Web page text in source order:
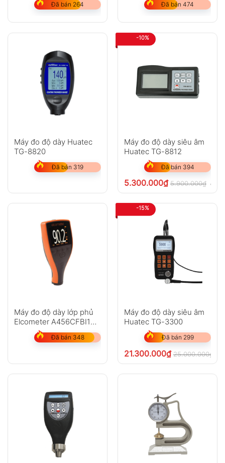
Đã bán 264 Đã bán 474
Máy đo độ dày Huatec
TG-8820
Đã bán 319
-10%
Máy đo độ dày siêu âm
Huatec TG-8812
Đã bán 394
5.300.000₫ 5.900.000₫ chưa
Máy đo độ dày lớp phủ
Elcometer A456CFBI1
(0-1500?m)
Đã bán 348
-15%
Máy đo độ dày siêu âm
Huatec TG-3300
Đã bán 299
21.300.000₫ 25.000.000₫